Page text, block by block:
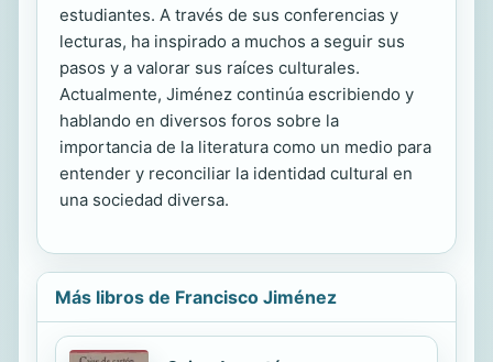
estudiantes. A través de sus conferencias y
lecturas, ha inspirado a muchos a seguir sus
pasos y a valorar sus raíces culturales.
Actualmente, Jiménez continúa escribiendo y
hablando en diversos foros sobre la
importancia de la literatura como un medio para
entender y reconciliar la identidad cultural en
una sociedad diversa.
Más libros de Francisco Jiménez